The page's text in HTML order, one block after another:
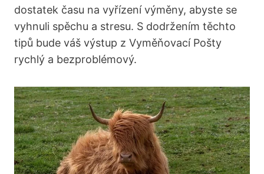
dostatek času na vyřízení výměny, abyste se
vyhnuli spěchu a stresu. S dodržením těchto
tipů bude váš výstup z Vyměňovací Pošty
rychlý a bezproblémový.